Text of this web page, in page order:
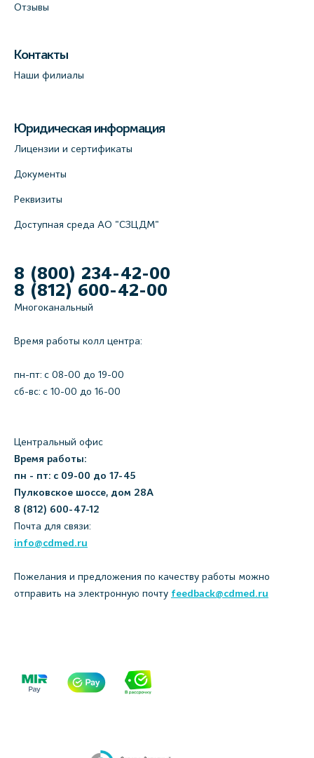
Отзывы
Контакты
Наши филиалы
Юридическая информация
Лицензии и сертификаты
Документы
Реквизиты
Доступная среда АО "СЗЦДМ"
8 (800) 234-42-00
8 (812) 600-42-00
Многоканальный
Время работы колл центра:
пн-пт: c 08-00 до 19-00
сб-вс: с 10-00 до 16-00
Центральный офис
Время работы:
пн - пт: с 09-00 до 17-45
Пулковское шоссе, дом 28А
8 (812) 600-47-12
Почта для связи:
info@cdmed.ru
Пожелания и предложения по качеству работы можно
отправить на электронную почту feedback@cdmed.ru